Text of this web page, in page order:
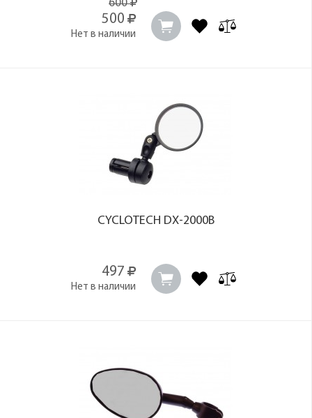
600
500
Нет в наличии
CYCLOTECH DX-2000B
497
Нет в наличии